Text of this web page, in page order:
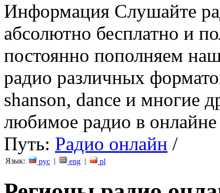
Информация Слушайте
абсолютно бесплатно и
постоянно пополняем
радио различных
shanson, dance и многие
любимое радио в
Путь: Радио онлайн /
Язык: рус | eng | pl